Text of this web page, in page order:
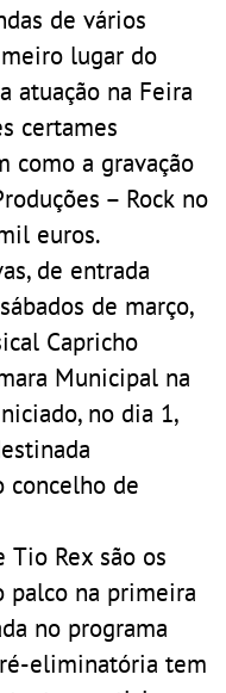
de vários
lugar do
atuação na Feira
certames
como a gravação
– Rock no
de mil euros.
de entrada
de março,
Capricho
Municipal na
no dia 1,
concelho de
Tio Rex são os
palco na primeira
no programa
eliminatória tem